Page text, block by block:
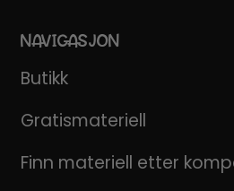
NAVIGASJON
Butikk
Gratismateriell
Finn materiell etter